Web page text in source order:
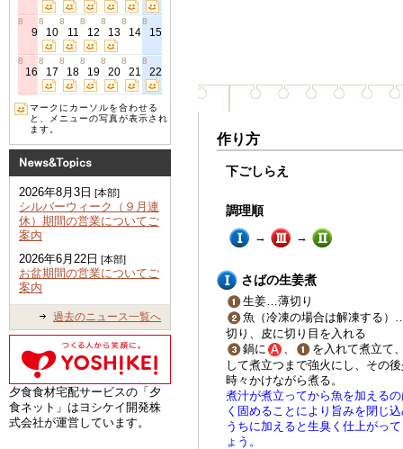
作り方
下ごしらえ
調理順
→ →
さばの生姜煮
生姜…薄切り
魚（冷凍の場合は解凍する）
切り、皮に切り目を入れる
鍋に
を入れて煮立て
して煮立つまで強火にし、その
時々かけながら煮る。
煮汁が煮立ってから魚を加える
く固めることにより旨みを閉じ
うちに加えると生臭く仕上がっ
ょう。
8
9
8
10
8
11
8
12
8
13
8
14
8
15
8
16
8
17
8
18
8
19
8
20
8
21
8
22
マークにカーソルを合わせる
と、メニューの写真が表示され
ます。
2026年8月3日 [本部]
シルバーウィーク（９月連
休）期間の営業についてご
案内
2026年6月22日 [本部]
お盆期間の営業についてご
案内
過去のニュース一覧へ
夕食食材宅配サービスの「夕
食ネット」はヨシケイ開発株
式会社が運営しています。